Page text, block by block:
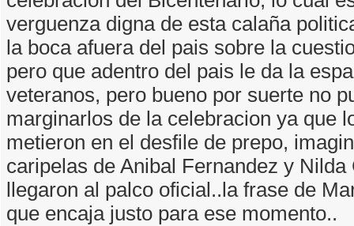
verguenza digna de esta calaña
la boca afuera del pais sobre la
pero que adentro del pais le da la
veteranos, pero bueno por suerte no
marginarlos de la celebracion ya que
metieron en el desfile de prepo,
caripelas de Anibal Fernandez y Nilda
llegaron al palco oficial..la frase de
que encaja justo para ese momento..